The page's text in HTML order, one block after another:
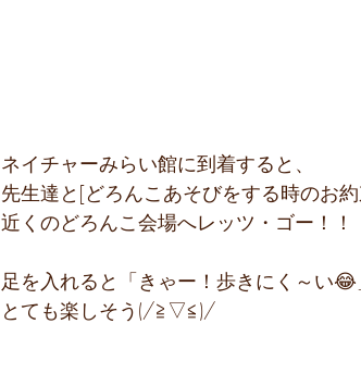
ネイチャーみらい館に到着すると、
先生達と[どろんこあそびをする時のお約
近くのどろんこ会場へレッツ・ゴー！！
足を入れると「きゃー！歩きにく～い
とても楽しそう(/≧▽≦)/